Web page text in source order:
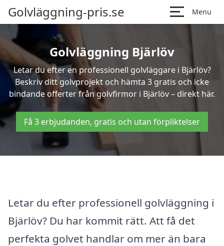
Golvläggning-pris.se Menu
Golvläggning Bjärlöv
Letar du efter en professionell golvläggare i Bjärlöv?
Beskriv ditt golvprojekt och hämta 3 gratis och icke
bindande offerter från golvfirmor i Bjärlöv – direkt här.
Få 3 erbjudanden, gratis och utan förpliktelser
Letar du efter professionell golvläggning i
Bjärlöv? Du har kommit rätt. Att få det
perfekta golvet handlar om mer än bara